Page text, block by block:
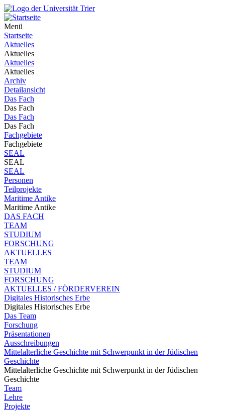
Menü
Startseite
Aktuelles
Aktuelles
Aktuelles
Aktuelles
Archiv
Detailansicht
Das Fach
Das Fach
Das Fach
Das Fach
Fachgebiete
Fachgebiete
SEAL
SEAL
SEAL
Personen
Teilprojekte
Maritime Antike
Maritime Antike
DAS FACH
TEAM
STUDIUM
FORSCHUNG
AKTUELLES
TEAM
STUDIUM
FORSCHUNG
AKTUELLES / FÖRDERVEREIN
Digitales Historisches Erbe
Digitales Historisches Erbe
Das Team
Forschung
Präsentationen
Ausschreibungen
Mittelalterliche Geschichte mit Schwerpunkt in der Jüdischen
Geschichte
Mittelalterliche Geschichte mit Schwerpunkt in der Jüdischen
Geschichte
Team
Lehre
Projekte